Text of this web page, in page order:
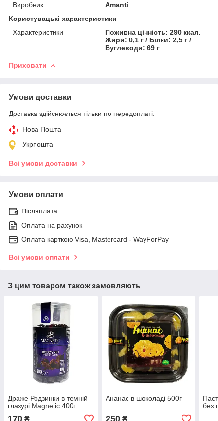
Виробник
Amanti
Користувацькі характеристики
Характеристики
Поживна цінність: 290 ккал.
Жири: 0,1 г / Білки: 2,5 г /
Вуглеводи: 69 г
Приховати
Умови доставки
Доставка здійснюється тільки по передоплаті.
Нова Пошта
Укрпошта
Всі умови доставки
Умови оплати
Післяплата
Оплата на рахунок
Оплата карткою Visa, Mastercard - WayForPay
Всі умови оплати
З цим товаром також замовляють
Драже Родзинки в темній
глазурі Magnetic 400г
170 ₴
Ананас в шоколаді 500г
250₴
без